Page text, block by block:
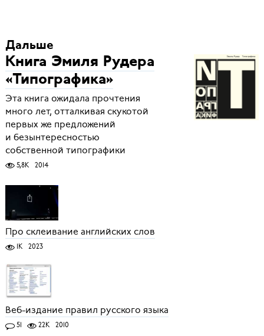
Дальше
Книга Эмиля Рудера
«Типографика»
Эта книга ожидала прочтения
много лет, отталкивая скукотой
первых же предложений
и безынтересностью
собственной типографики
5,8K 2014
Про склеивание английских слов
1K 2023
Веб-издание правил русского языка
51 22K 2010